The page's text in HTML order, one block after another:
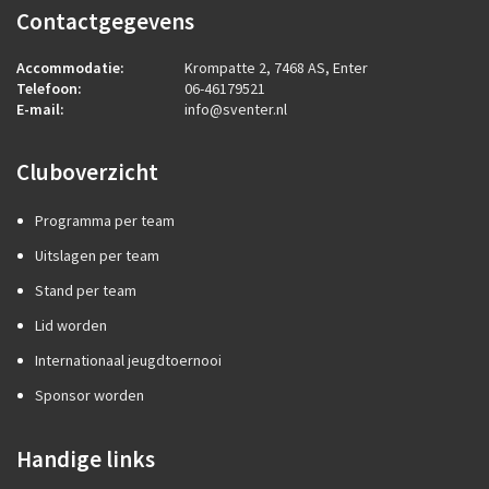
Contactgegevens
Accommodatie:
Krompatte 2, 7468 AS, Enter
Telefoon:
06-46179521
E-mail:
info@sventer.nl
Cluboverzicht
Programma per team
Uitslagen per team
Stand per team
Lid worden
Internationaal jeugdtoernooi
Sponsor worden
Handige links